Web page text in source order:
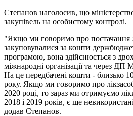
Степанов наголосив, що
закупівель на особистому контролі.
"Якщо ми говоримо про постачання
закуповувалися за кошти
програмою, вона здійснюється з
міжнародні організації та через ДП
На це передбачені кошти - близько
року. Якщо ми говоримо про
2020 році, то зараз ми отримуємо
2018 і 2019 років, є ще
додав Степанов.